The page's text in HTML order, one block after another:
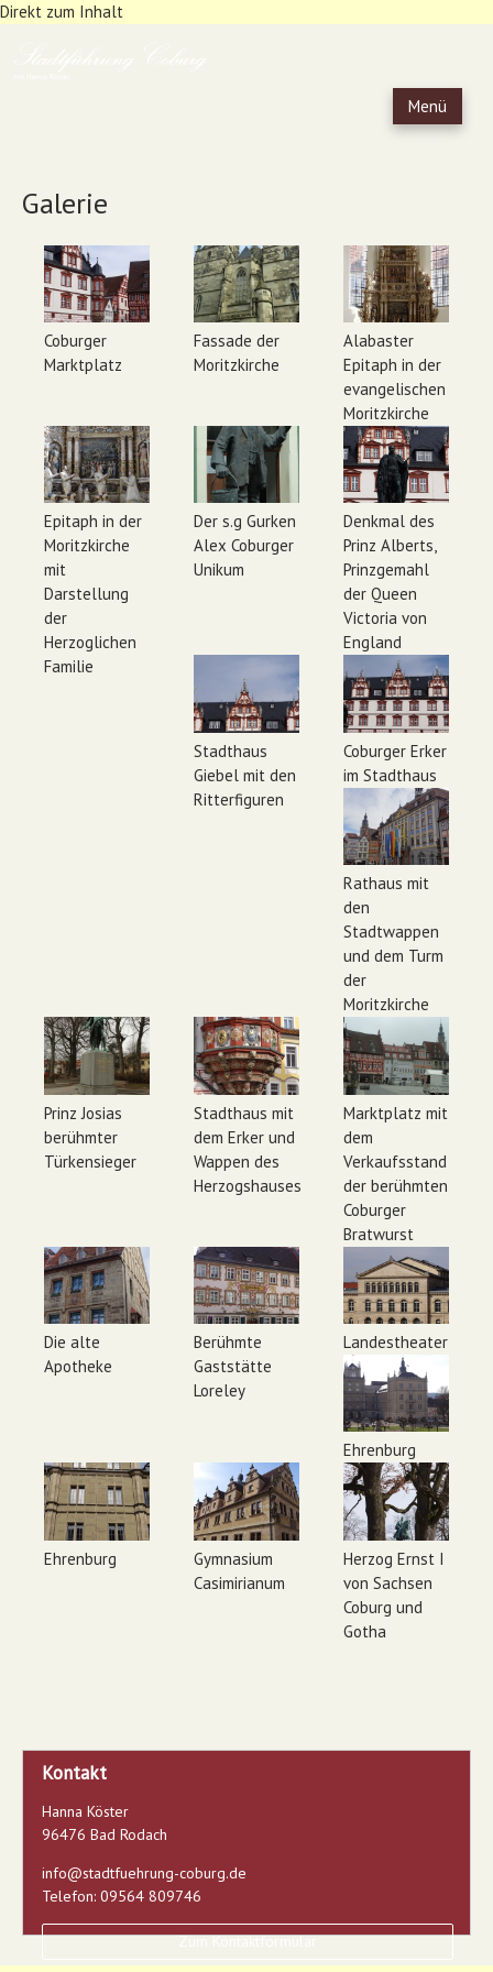
Direkt zum Inhalt
Menü
Galerie
Coburger
Marktplatz
Fassade der
Moritzkirche
Alabaster
Epitaph in der
evangelischen
Moritzkirche
Epitaph in der
Moritzkirche
mit
Darstellung
der
Herzoglichen
Familie
Der s.g Gurken
Alex Coburger
Unikum
Denkmal des
Prinz Alberts,
Prinzgemahl
der Queen
Victoria von
England
Stadthaus
Giebel mit den
Ritterfiguren
Coburger Erker
im Stadthaus
Rathaus mit
den
Stadtwappen
und dem Turm
der
Moritzkirche
Prinz Josias
berühmter
Türkensieger
Stadthaus mit
dem Erker und
Wappen des
Herzogshauses
Marktplatz mit
dem
Verkaufsstand
der berühmten
Coburger
Bratwurst
Die alte
Apotheke
Berühmte
Gaststätte
Loreley
Landestheater
Ehrenburg
Ehrenburg
Gymnasium
Casimirianum
Herzog Ernst I
von Sachsen
Coburg und
Gotha
Kontakt
Hanna Köster
96476 Bad Rodach
info@stadtfuehrung-coburg.de
Telefon: 09564 809746
Zum Kontaktformular